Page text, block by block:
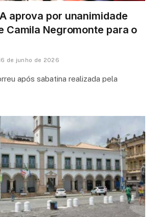
aprova por unanimidade
Camila Negromonte para o
de junho de 2026
após sabatina realizada pela